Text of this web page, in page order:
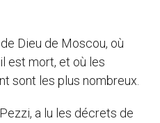
Dieu de Moscou, où
est mort, et où les
sont les plus nombreux.
a lu les décrets de